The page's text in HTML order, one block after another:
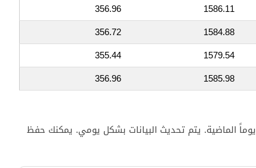
1586.11
356.96
1584.88
356.72
1579.54
355.44
1585.98
356.96
يعرض هذا المخطط البياني التفاعلي تحركات سعر جرام الذهب عيار 24 قيراط في عمان خلال الـ 30 يوماً الماضية. يتم تحديث البيانات بشكل يومي. يمكنك حفظ